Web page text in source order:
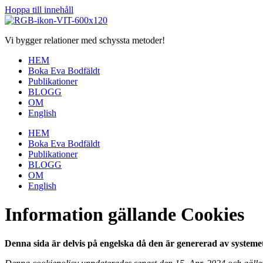
Hoppa till innehåll
Vi bygger relationer med schyssta metoder!
HEM
Boka Eva Bodfäldt
Publikationer
BLOGG
OM
English
HEM
Boka Eva Bodfäldt
Publikationer
BLOGG
OM
English
Information gällande Cookies
Denna sida är delvis på engelska då den är genererad av